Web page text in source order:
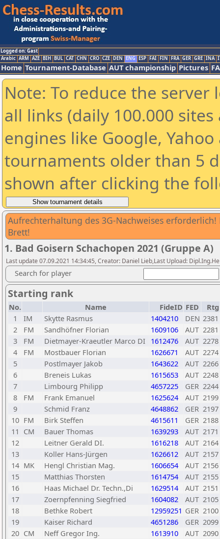
Logged on: Gast
Arabic ARM AZE BIH BUL CAT CHN CRO CZE DEN ENG ESP FAI FIN FRA GER GRE INA
Home Tournament-Database AUT championship Pictures
Note: To reduce the
all links (daily 100.000
engines like Google,
tournaments older than 5
shown after clicking the
Aufrechterhaltung des 3G-Nachweises
Brett!
1. Bad Goisern Schachopen 2021 (Gruppe A)
Last update 07.09.2021 14:34:45, Creator: Daniel Lieb,Last Upload:
Search for player
Starting rank
No. Name FideID FED
Rtg
1
IM Skytte Rasmus 1404210 DEN 2381
2
FM Sandhöfner Florian 1609106 AUT 2281
3
FM Dietmayer-Kraeutler Marco DI 1612476 AUT 2278
4
FM Mostbauer Florian 1626671 AUT 2274
5
Postlmayer Jakob 1643622 AUT 2266
6
Breneis Lukas 1615653 AUT 2248
7
Limbourg Philipp 4657225 GER 2244
8
FM Frank Emanuel 1625624 AUT 2199
9
Schmid Franz 4648862 GER 2197
10 FM Birk Steffen 4615611 GER 2188
11 CM Bauer Thomas 1639293 AUT 2171
12
Leitner Gerald DI. 1616218 AUT 2164
13
Koller Hans-Jürgen 1626612 AUT 2157
14 MK Hengl Christian Mag. 1606654 AUT 2156
15
Matthias Thorsten 1614754 AUT 2155
16
Haas Michael Dr. Techn.,Di 1629514 AUT 2151
17
Zoernpfenning Siegfried 1604082 AUT 2105
18
Bethke Robert 12959251 GER 2100
19
Kaiser Richard 4651286 GER 2099
20 CM Neff Gregor Ing. 1613910 AUT 2090